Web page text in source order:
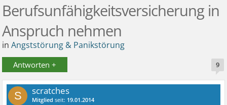
Berufsunfähigkeitsversicherung in
Anspruch nehmen
inAngststörung & Panikstörung
Antworten + 9
S scratches
Mitglied seit: 19.01.2014